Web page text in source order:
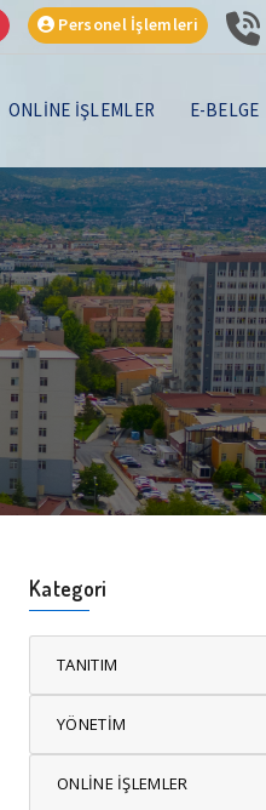
Personel İşlemleri
ONLİNE İŞLEMLER E-BELGE
Kategori
TANITIM
YÖNETİM
ONLİNE İŞLEMLER